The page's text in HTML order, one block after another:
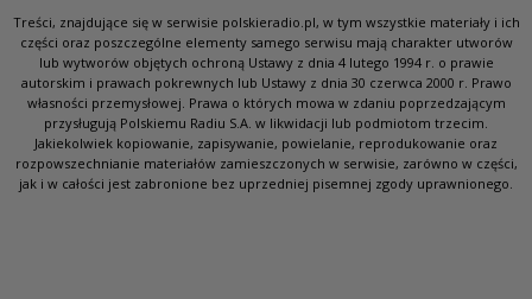
Treści, znajdujące się w serwisie polskieradio.pl, w tym wszystkie materiały i ich
części oraz poszczególne elementy samego serwisu mają charakter utworów
lub wytworów objętych ochroną Ustawy z dnia 4 lutego 1994 r. o prawie
autorskim i prawach pokrewnych lub Ustawy z dnia 30 czerwca 2000 r. Prawo
własności przemysłowej. Prawa o których mowa w zdaniu poprzedzającym
przysługują Polskiemu Radiu S.A. w likwidacji lub podmiotom trzecim.
Jakiekolwiek kopiowanie, zapisywanie, powielanie, reprodukowanie oraz
rozpowszechnianie materiałów zamieszczonych w serwisie, zarówno w części,
jak i w całości jest zabronione bez uprzedniej pisemnej zgody uprawnionego.